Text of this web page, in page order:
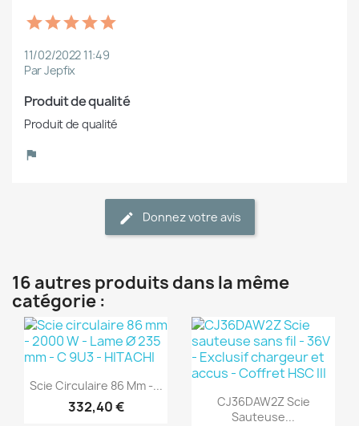
11/02/2022 11:49
Par Jepfix
Produit de qualité
Produit de qualité
Donnez votre avis
16 autres produits dans la même
catégorie :
Aperçu rapide
Scie Circulaire 86 Mm -...
332,40 €
(1)
Aperçu rapide
CJ36DAW2Z Scie
Sauteuse...
(1)